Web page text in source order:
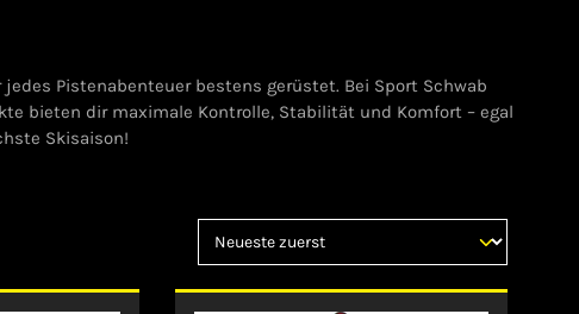
Pistenabenteuer bestens gerüstet. Bei Sport Schwab
bieten dir maximale Kontrolle, Stabilität und Komfort – egal
Skisaison!